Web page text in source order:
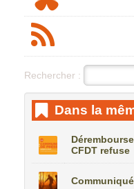
Rechercher :
Dans la
CFDT refuse